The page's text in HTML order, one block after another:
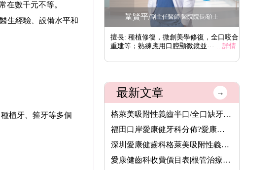
在數千元不等。
生經驗、設備水平和
植牙、箍牙等多個
雨函/主治醫師 口腔醫學博士 鞏賢平/副主任醫師 醫院院長/碩士
擅長: 種植修復，微創美學修復，全口咬合
重建等；熟練應用口腔顯微鏡並···
...詳情
最新文章 →
格萊美吸附性義齒半口/全口缺牙者的穩固新選擇,活動牙可以香港長···
福田口岸愛康健牙科分佈?愛康健齒科收費價錢2026
深圳愛康健齒科格萊美吸附性義齒半口價錢7000元,全口費用13800元···
愛康健齒科收費價目表|根管治療8.5折,保健洗牙68元,特價植牙3680···